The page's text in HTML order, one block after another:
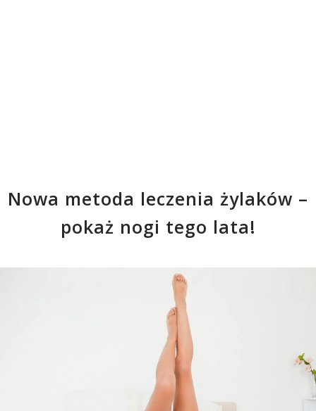
Nowa metoda leczenia żylaków –
pokaż nogi tego lata!